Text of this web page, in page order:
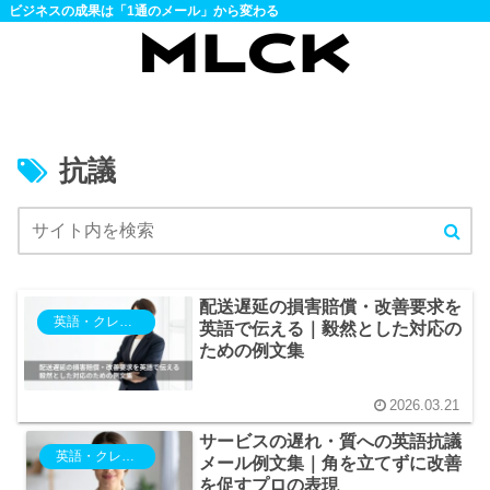
ビジネスの成果は「1通のメール」から変わる
抗議
英語・クレーム・抗議
配送遅延の損害賠償・改善要求を
英語で伝える｜毅然とした対応の
ための例文集
2026.03.21
サービスの遅れ・質への英語抗議
メール例文集｜角を立てずに改善
を促すプロの表現